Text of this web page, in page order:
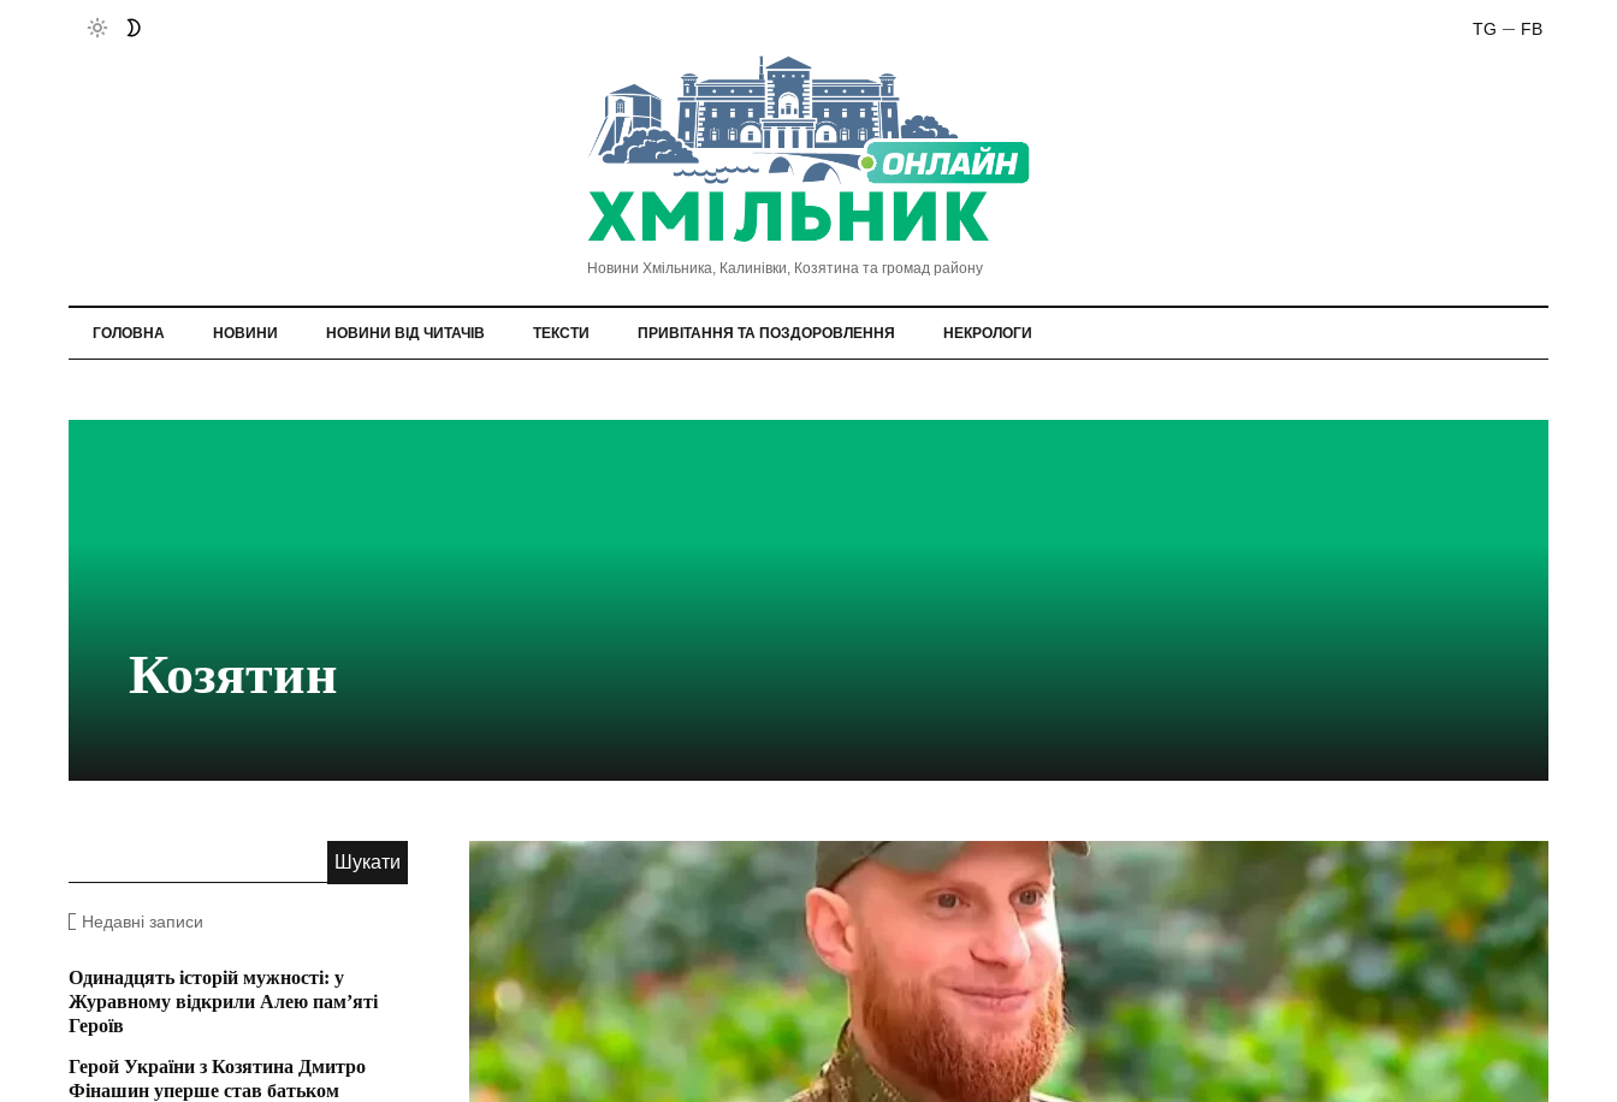
FB
TG
Новини Хмільника, Калинівки, Козятина та громад району
ГОЛОВНА НОВИНИ НОВИНИ ВІД ЧИТАЧІВ ТЕКСТИ ПРИВІТАННЯ ТА ПОЗДОРОВЛЕННЯ НЕКРОЛОГИ
Козятин
Недавні записи
Одинадцять історій мужності: у
Журавному відкрили Алею пам’яті
Героїв
Герой України з Козятина Дмитро
Фінашин уперше став батьком